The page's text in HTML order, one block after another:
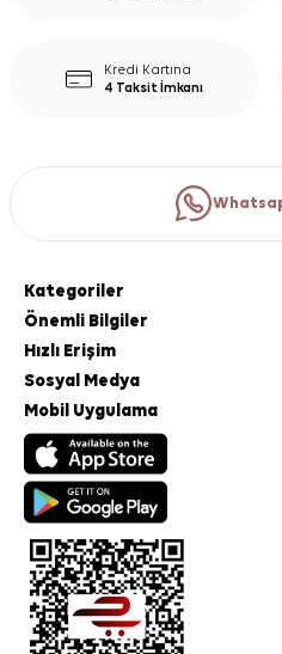
Kredi Kartına
4 Taksit İmkanı
Kategoriler
Önemli Bilgiler
Hızlı Erişim
Sosyal Medya
Mobil Uygulama